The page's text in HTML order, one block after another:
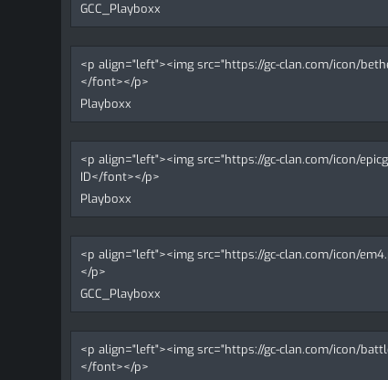
GCC_Playboxx
<p align="left"><img src="https://gc-clan.com/icon/
</font></p>
Playboxx
<p align="left"><img src="https://gc-clan.com/icon/
ID</font></p>
Playboxx
<p align="left"><img src="https://gc-clan.com/icon/
</p>
GCC_Playboxx
<p align="left"><img src="https://gc-clan.com/icon/
</font></p>